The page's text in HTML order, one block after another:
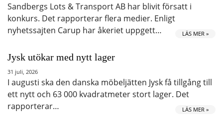
Sandbergs Lots & Transport AB har blivit försatt i
konkurs. Det rapporterar flera medier. Enligt
nyhetssajten Carup har åkeriet uppgett…
LÄS MER »
Jysk utökar med nytt lager
31 juli, 2026
I augusti ska den danska möbeljätten Jysk få tillgång till
ett nytt och 63 000 kvadratmeter stort lager. Det
rapporterar…
LÄS MER »